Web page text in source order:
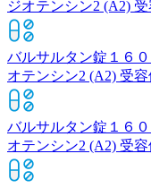
ジオテンシン2 (A2)
バルサルタン錠１６０
オテンシン2 (A2) 受
バルサルタン錠１６０
オテンシン2 (A2) 受